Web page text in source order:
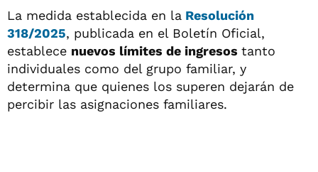
La medida establecida en la Resolución
318/2025, publicada en el Boletín Oficial,
establece nuevos límites de ingresos tanto
individuales como del grupo familiar, y
determina que quienes los superen dejarán de
percibir las asignaciones familiares.